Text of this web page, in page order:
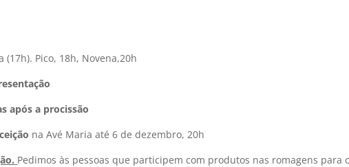
(17h). Pico, 18h, Novena,20h
após a procissão
na Avé Maria até 6 de dezembro, 20h
Pedimos às pessoas que participem com produtos nas romagens para